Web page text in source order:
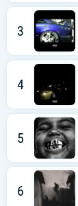
3
4
5
6